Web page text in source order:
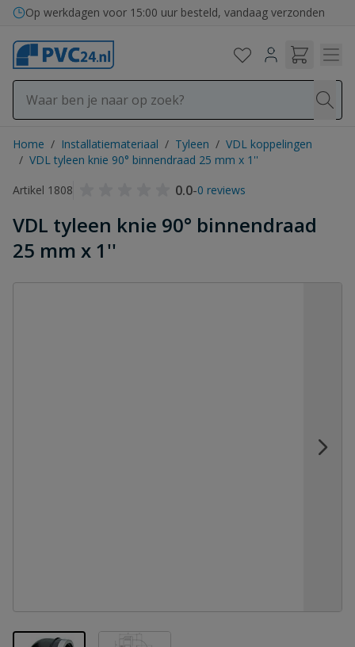
Ga naar de inhoud
Op werkdagen voor 15:00 uur besteld, vandaag verzonden
Home / Installatiemateriaal / Tyleen / VDL koppelingen
/ VDL tyleen knie 90° binnendraad 25 mm x 1''
Artikel 1808
0.0-0 reviews
VDL tyleen knie 90° binnendraad
25 mm x 1''
View larger imageView larger image